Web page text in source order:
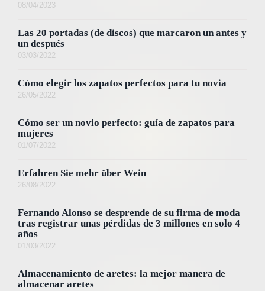
08/04/2023
Las 20 portadas (de discos) que marcaron un antes y
un después
03/03/2022
Cómo elegir los zapatos perfectos para tu novia
26/05/2022
Cómo ser un novio perfecto: guía de zapatos para
mujeres
01/07/2022
Erfahren Sie mehr über Wein
26/08/2022
Fernando Alonso se desprende de su firma de moda
tras registrar unas pérdidas de 3 millones en solo 4
años
01/03/2022
Almacenamiento de aretes: la mejor manera de
almacenar aretes